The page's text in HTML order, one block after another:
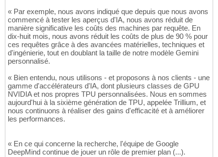
« Par exemple, nous avons indiqué que depuis que nous avons
commencé à tester les aperçus d'IA, nous avons réduit de
manière significative les coûts des machines par requête. En
dix-huit mois, nous avons réduit les coûts de plus de 90 % pour
ces requêtes grâce à des avancées matérielles, techniques et
d'ingénierie, tout en doublant la taille de notre modèle Gemini
personnalisé.
« Bien entendu, nous utilisons - et proposons à nos clients - une
gamme d'accélérateurs d'IA, dont plusieurs classes de GPU
NVIDIA et nos propres TPU personnalisées. Nous en sommes
aujourd'hui à la sixième génération de TPU, appelée Trillium, et
nous continuons à réaliser des gains d'efficacité et à améliorer
les performances.
« En ce qui concerne la recherche, l'équipe de Google
DeepMind continue de jouer un rôle de premier plan (...).